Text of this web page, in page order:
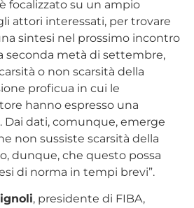
focalizzato su un ampio
attori interessati, per trovare
sintesi nel prossimo incontro
seconda metà di settembre,
o non scarsità della
proficua in cui le
hanno espresso una
Dai dati, comunque, emerge
non sussiste scarsità della
dunque, che questo possa
di norma in tempi brevi”.
, presidente di FIBA,